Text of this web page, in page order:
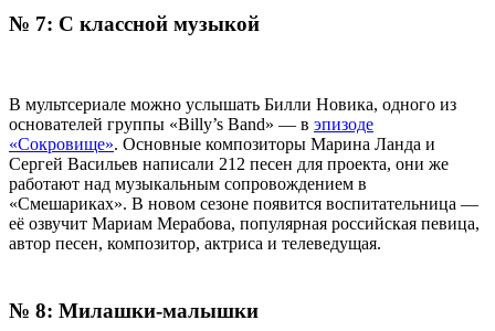
№ 7: С классной музыкой
В мультсериале можно услышать Билли Новика, одного из
основателей группы «Billy’s Band» — в эпизоде
«Сокровище». Основные композиторы Марина Ланда и
Сергей Васильев написали 212 песен для проекта, они же
работают над музыкальным сопровождением в
«Смешариках». В новом сезоне появится воспитательница —
её озвучит Мариам Мерабова, популярная российская певица,
автор песен, композитор, актриса и телеведущая.
№ 8: Милашки-малышки